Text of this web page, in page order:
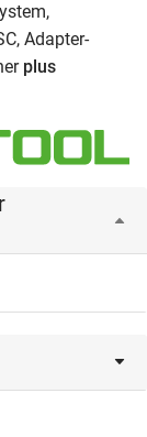
Adapter-
plus